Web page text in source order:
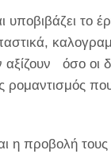
το
όσο οι
ρομαντισμός
η προβολή